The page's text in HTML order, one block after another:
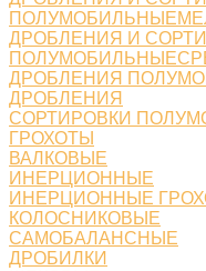
ДРОБЛЕНИЯ И
ДРОБЛЕНИЯ
ДРОБЛЕНИЯ
СОРТИРОВКИ
ГРОХОТЫ
ВАЛКОВЫЕ
ИНЕРЦИОННЫЕ
ИНЕРЦИОННЫЕ
КОЛОСНИКОВЫЕ
САМОБАЛАНСНЫЕ
ДРОБИЛКИ